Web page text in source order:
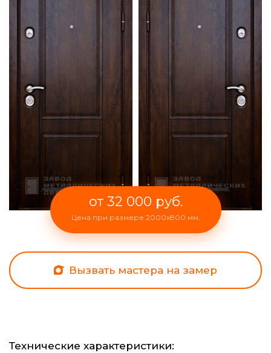
от 32 000 руб.
Цена при размере 2000x800 мм.
Вызвать мастера на замер
Технические характеристики: